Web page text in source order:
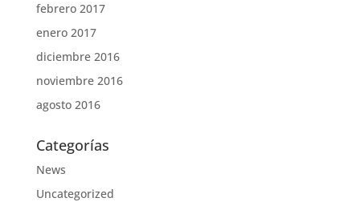
febrero 2017
enero 2017
diciembre 2016
noviembre 2016
agosto 2016
Categorías
News
Uncategorized